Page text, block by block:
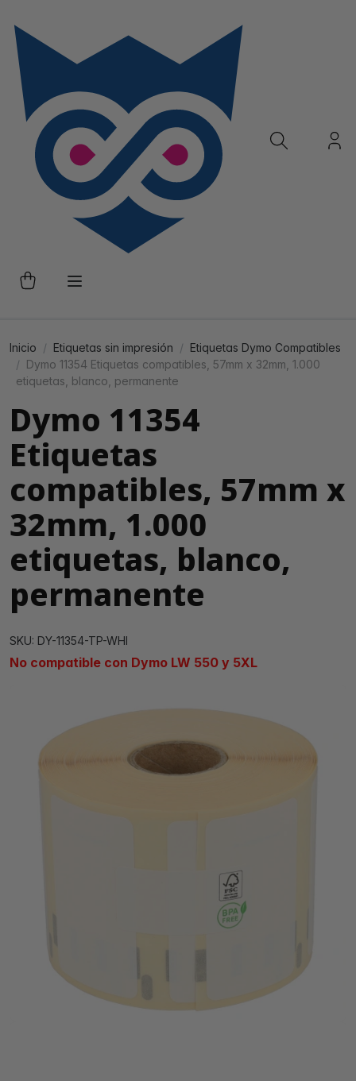
Inicio Etiquetas sin impresión
Etiquetas Dymo Compatibles
Dymo 11354 Etiquetas compatibles, 57mm x 32mm, 1.000
etiquetas, blanco, permanente
Dymo 11354
Etiquetas
compatibles, 57mm x
32mm, 1.000
etiquetas, blanco,
permanente
SKU: DY-11354-TP-WHI
No compatible con Dymo LW 550 y 5XL